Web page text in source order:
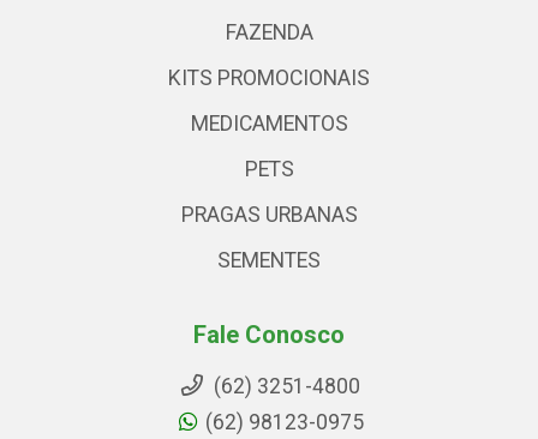
FAZENDA
KITS PROMOCIONAIS
MEDICAMENTOS
PETS
PRAGAS URBANAS
SEMENTES
Fale Conosco
(62) 3251-4800
(62) 98123-0975